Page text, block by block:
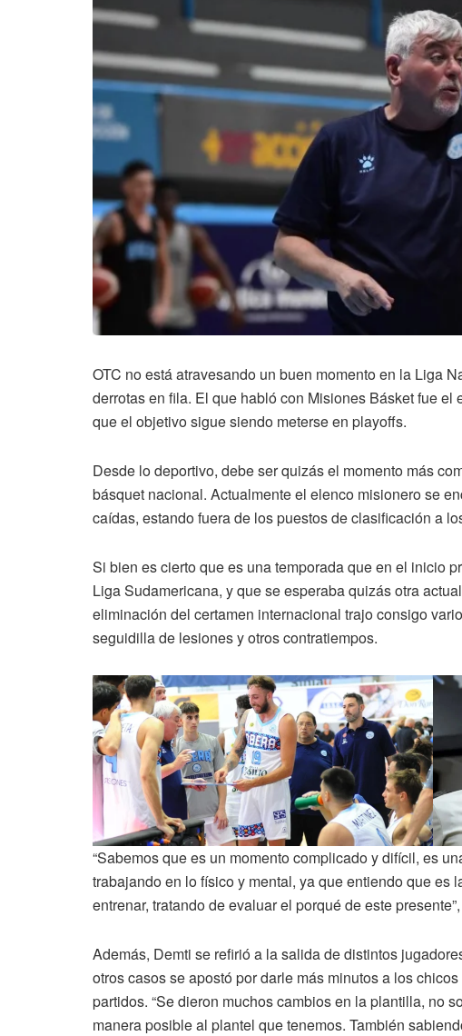
OTC no está atravesando un buen momento en la Liga
derrotas en fila. El que habló con Misiones Básket fue
que el objetivo sigue siendo meterse en playoffs.
Desde lo deportivo, debe ser quizás el momento más
básquet nacional. Actualmente el elenco misionero se
caídas, estando fuera de los puestos de clasificación a
Si bien es cierto que es una temporada que en el inicio
Liga Sudamericana, y que se esperaba quizás otra
eliminación del certamen internacional trajo consigo
seguidilla de lesiones y otros contratiempos.
“Sabemos que es un momento complicado y difícil, es
trabajando en lo físico y mental, ya que entiendo que es
entrenar, tratando de evaluar el porqué de este
Además, Demti se refirió a la salida de distintos
otros casos se apostó por darle más minutos a los
partidos. “Se dieron muchos cambios en la plantilla, no
manera posible al plantel que tenemos. También